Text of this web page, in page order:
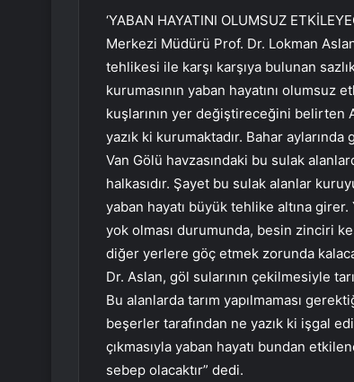
‘YABAN HAYATINI OLUMSUZ
Merkezi Müdürü Prof. Dr. Lokman
tehlikesi ile karşı karşıya bulunan
kurumasının yaban hayatını olumsuz
kuşlarının yer değiştireceğini belirten
yazık ki kurumaktadır. Bahar
Van Gölü havzasındaki bu sulak
halkasıdır. Şayet bu sulak alanlar
yaban hayatı büyük tehlike altına
yok olması durumunda, besin zinciri
diğer yerlere göç etmek zorunda
Dr. Aslan, göl sularının çekilmesiyle
Bu alanlarda tarım yapılmaması
beşerler tarafından ne yazık ki işgal
çıkmasıyla yaban hayatı bundan
sebep olacaktır” dedi.